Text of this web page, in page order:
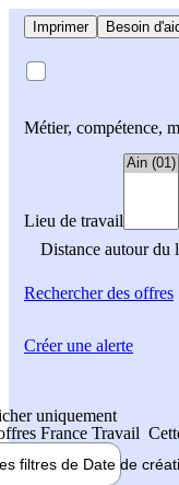
Imprimer Besoin
Métier, compétence,
Lieu de travail
Distance autour du
Rechercherdes offres
uniquement
France Travail
filtres de Date de
Créer une alerte